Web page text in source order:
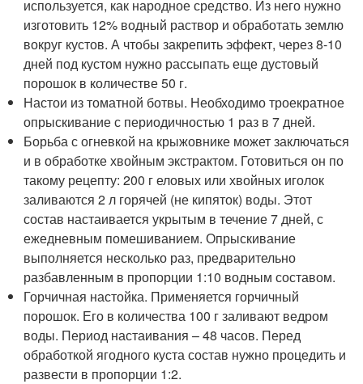
используется, как народное средство. Из него нужно
изготовить 12% водный раствор и обработать землю
вокруг кустов. А чтобы закрепить эффект, через 8-10
дней под кустом нужно рассыпать еще дустовый
порошок в количестве 50 г.
Настои из томатной ботвы. Необходимо троекратное
опрыскивание с периодичностью 1 раз в 7 дней.
Борьба с огневкой на крыжовнике может заключаться
и в обработке хвойным экстрактом. Готовиться он по
такому рецепту: 200 г еловых или хвойных иголок
заливаются 2 л горячей (не кипяток) воды. Этот
состав настаивается укрытым в течение 7 дней, с
ежедневным помешиванием. Опрыскивание
выполняется несколько раз, предварительно
разбавленным в пропорции 1:10 водным составом.
Горчичная настойка. Применяется горчичный
порошок. Его в количества 100 г заливают ведром
воды. Период настаивания – 48 часов. Перед
обработкой ягодного куста состав нужно процедить и
развести в пропорции 1:2.